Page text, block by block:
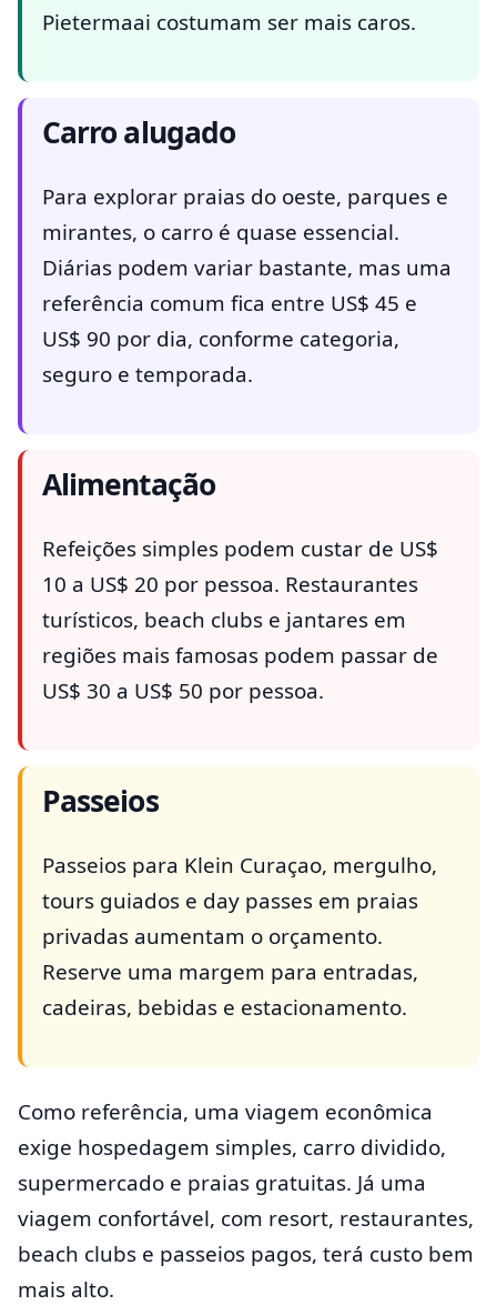
Pietermaai costumam ser mais caros.
Carro alugado
Para explorar praias do oeste, parques e
mirantes, o carro é quase essencial.
Diárias podem variar bastante, mas uma
referência comum fica entre US$ 45 e
US$ 90 por dia, conforme categoria,
seguro e temporada.
Alimentação
Refeições simples podem custar de US$
10 a US$ 20 por pessoa. Restaurantes
turísticos, beach clubs e jantares em
regiões mais famosas podem passar de
US$ 30 a US$ 50 por pessoa.
Passeios
Passeios para Klein Curaçao, mergulho,
tours guiados e day passes em praias
privadas aumentam o orçamento.
Reserve uma margem para entradas,
cadeiras, bebidas e estacionamento.
Como referência, uma viagem econômica
exige hospedagem simples, carro dividido,
supermercado e praias gratuitas. Já uma
viagem confortável, com resort, restaurantes,
beach clubs e passeios pagos, terá custo bem
mais alto.